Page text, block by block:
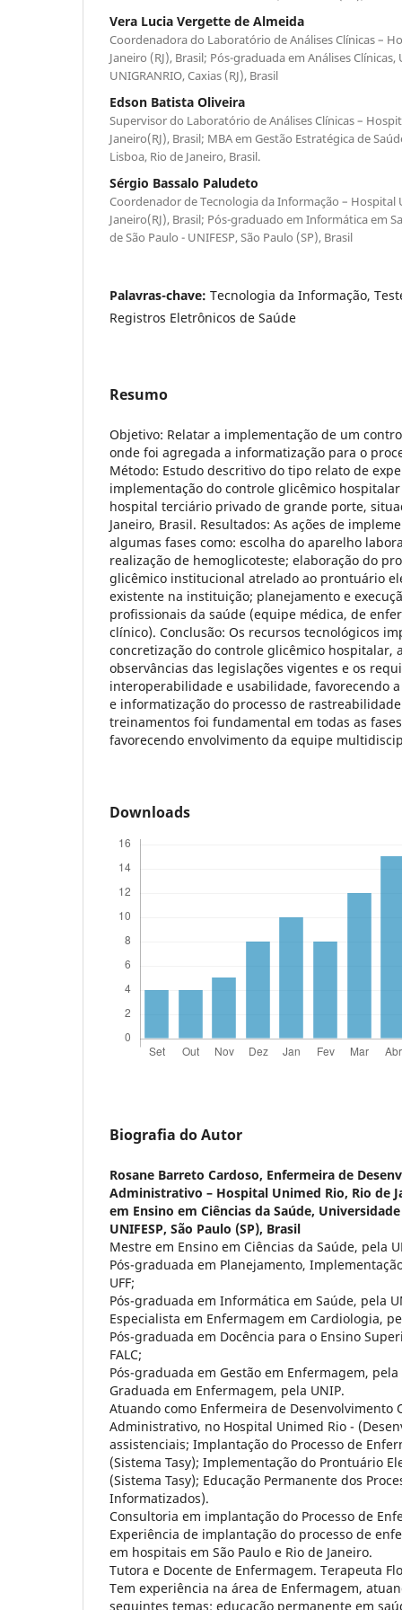
Vera Lucia Vergette de Almeida
Coordenadora do Laboratório de Análises Clínicas –
Janeiro (RJ), Brasil; Pós-graduada em Análises
UNIGRANRIO, Caxias (RJ), Brasil
Edson Batista Oliveira
Supervisor do Laboratório de Análises Clínicas –
Janeiro(RJ), Brasil; MBA em Gestão Estratégica de
Lisboa, Rio de Janeiro, Brasil.
Sérgio Bassalo Paludeto
Coordenador de Tecnologia da Informação – Hospital
Janeiro(RJ), Brasil; Pós-graduado em Informática em
de São Paulo - UNIFESP, São Paulo (SP), Brasil
Palavras-chave: Tecnologia da Informação,
Registros Eletrônicos de Saúde
Resumo
Objetivo: Relatar a implementação de um
onde foi agregada a informatização para o
Método: Estudo descritivo do tipo relato de
implementação do controle glicêmico
hospital terciário privado de grande porte,
Janeiro, Brasil. Resultados: As ações de
algumas fases como: escolha do aparelho
realização de hemoglicoteste; elaboração do
glicêmico institucional atrelado ao prontuário
existente na instituição; planejamento e
profissionais da saúde (equipe médica, de
clínico). Conclusão: Os recursos tecnológicos
concretização do controle glicêmico hospitalar,
observâncias das legislações vigentes e os
interoperabilidade e usabilidade, favorecendo
e informatização do processo de
treinamentos foi fundamental em todas as
favorecendo envolvimento da equipe
Downloads
Biografia do Autor
Rosane Barreto Cardoso, Enfermeira de
Administrativo – Hospital Unimed Rio, Rio de
em Ensino em Ciências da Saúde,
UNIFESP, São Paulo (SP), Brasil
Mestre em Ensino em Ciências da Saúde, pela
Pós-graduada em Planejamento,
UFF;
Pós-graduada em Informática em Saúde, pela
Especialista em Enfermagem em Cardiologia,
Pós-graduada em Docência para o Ensino
FALC;
Pós-graduada em Gestão em Enfermagem, pela
Graduada em Enfermagem, pela UNIP.
Atuando como Enfermeira de Desenvolvimento
Administrativo, no Hospital Unimed Rio -
assistenciais; Implantação do Processo de
(Sistema Tasy); Implementação do Prontuário
(Sistema Tasy); Educação Permanente dos
Informatizados).
Consultoria em implantação do Processo de
Experiência de implantação do processo de
em hospitais em São Paulo e Rio de Janeiro.
Tutora e Docente de Enfermagem. Terapeuta
Tem experiência na área de Enfermagem,
seguintes temas: educação permanente em